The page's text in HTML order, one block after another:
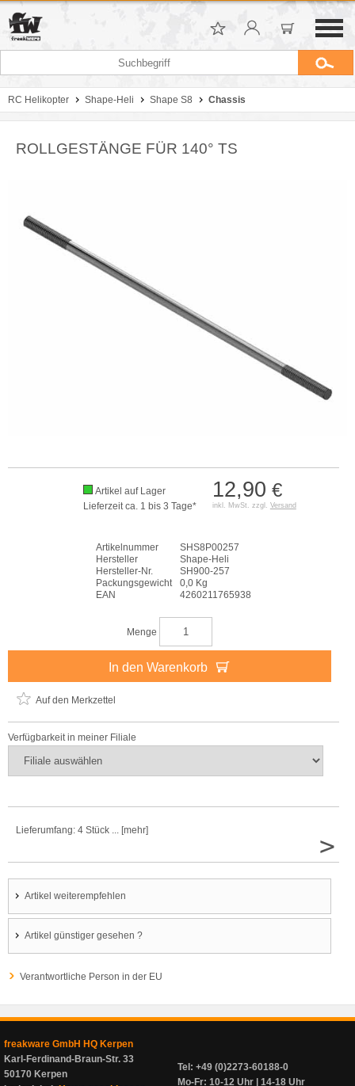
RC Helikopter Shape-Heli Shape S8 Chassis
ROLLGESTÄNGE FÜR 140° TS
12,90 €
inkl. MwSt. zzgl. Versand
Artikel auf Lager
Lieferzeit ca. 1 bis 3 Tage*
Artikelnummer
SHS8P00257
Hersteller
Shape-Heli
Hersteller-Nr.
SH900-257
Packungsgewicht
0,0 Kg
EAN
4260211765938
Menge
In den Warenkorb
Auf den Merkzettel
Verfügbarkeit in meiner Filiale
Lieferumfang: 4 Stück ... [mehr]
>
Artikel weiterempfehlen
Artikel günstiger gesehen ?
Verantwortliche Person in der EU
freakware GmbH HQ Kerpen
Karl-Ferdinand-Braun-Str. 33
50170 Kerpen
Tel: +49 (0)2273-60188-0
Mo-Fr: 10-12 Uhr | 14-18 Uhr